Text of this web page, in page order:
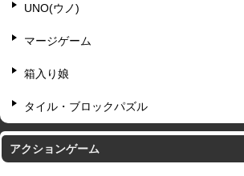
UNO(ウノ)
マージゲーム
箱入り娘
タイル・ブロックパズル
アクションゲーム